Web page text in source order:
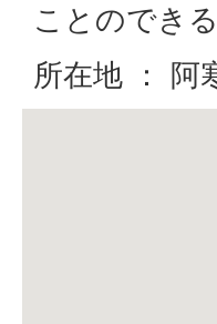
ことのでき
所在地 ： 阿